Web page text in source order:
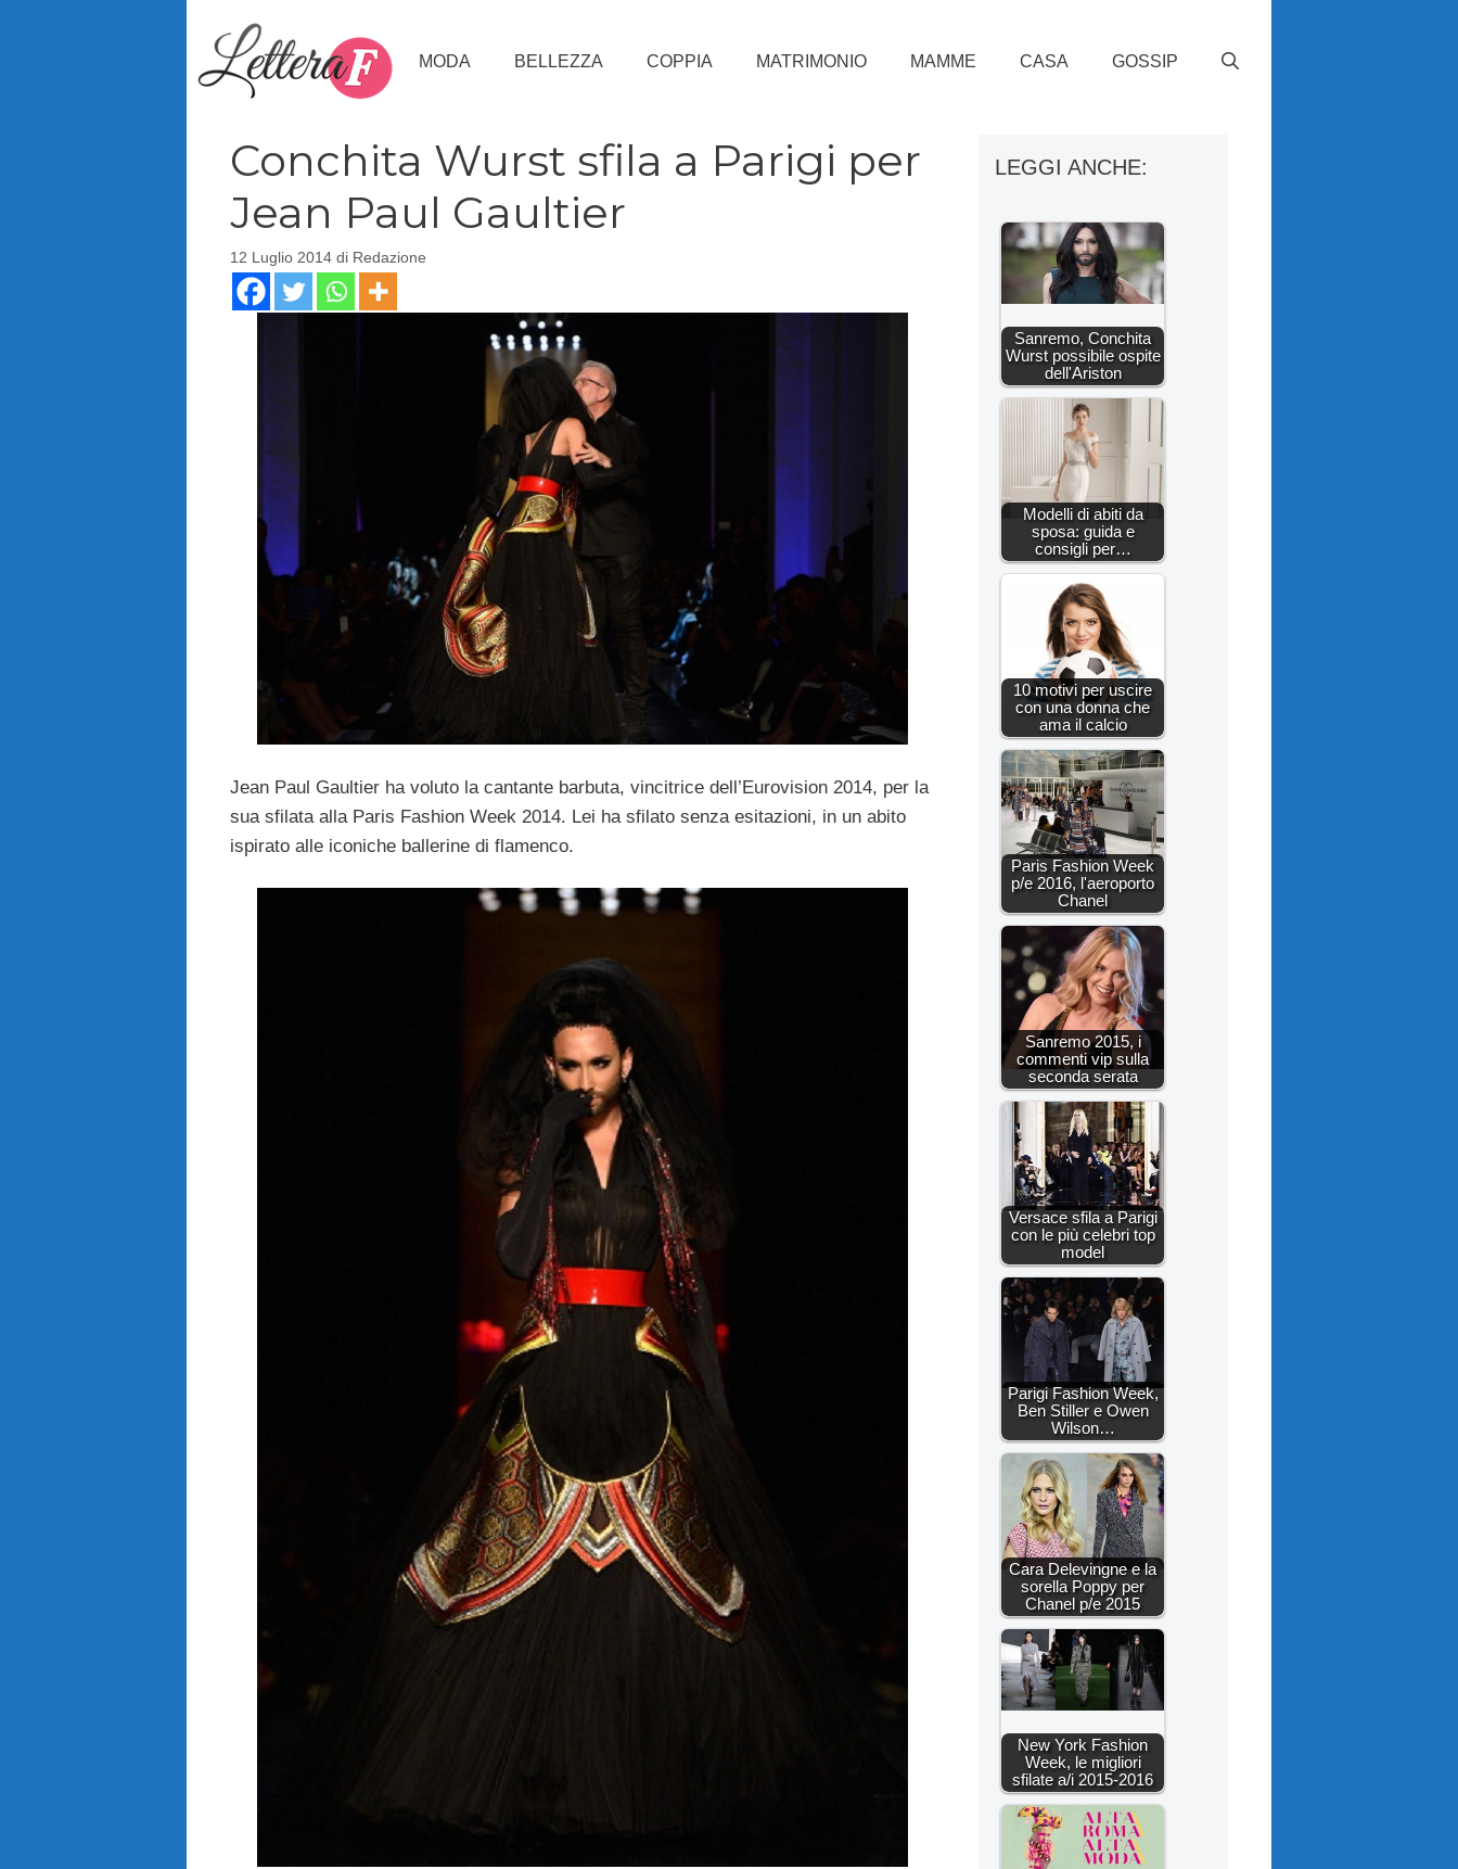
MODA BELLEZZA COPPIA MATRIMONIO MAMME CASA GOSSIP
Conchita Wurst sfila a Parigi per
Jean Paul Gaultier
12 Luglio 2014 di Redazione
Jean Paul Gaultier ha voluto la cantante barbuta, vincitrice dell’Eurovision 2014, per la
sua sfilata alla Paris Fashion Week 2014. Lei ha sfilato senza esitazioni, in un abito
ispirato alle iconiche ballerine di flamenco.
LEGGI ANCHE:
Sanremo, Conchita
Wurst possibile ospite
dell'Ariston
Modelli di abiti da
sposa: guida e
consigli per…
10 motivi per uscire
con una donna che
ama il calcio
Paris Fashion Week
p/e 2016, l'aeroporto
Chanel
Sanremo 2015, i
commenti vip sulla
seconda serata
Versace sfila a Parigi
con le più celebri top
model
Parigi Fashion Week,
Ben Stiller e Owen
Wilson…
Cara Delevingne e la
sorella Poppy per
Chanel p/e 2015
New York Fashion
Week, le migliori
sfilate a/i 2015-2016